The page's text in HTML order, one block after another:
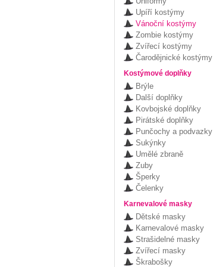
Upíří kostýmy
Vánoční kostýmy
Zombie kostýmy
Zvířecí kostýmy
Čarodějnické kostýmy
Kostýmové doplňky
Brýle
Další doplňky
Kovbojské doplňky
Pirátské doplňky
Punčochy a podvazky
Sukýnky
Umělé zbraně
Zuby
Šperky
Čelenky
Karnevalové masky
Dětské masky
Karnevalové masky
Strašidelné masky
Zvířecí masky
Škrabošky